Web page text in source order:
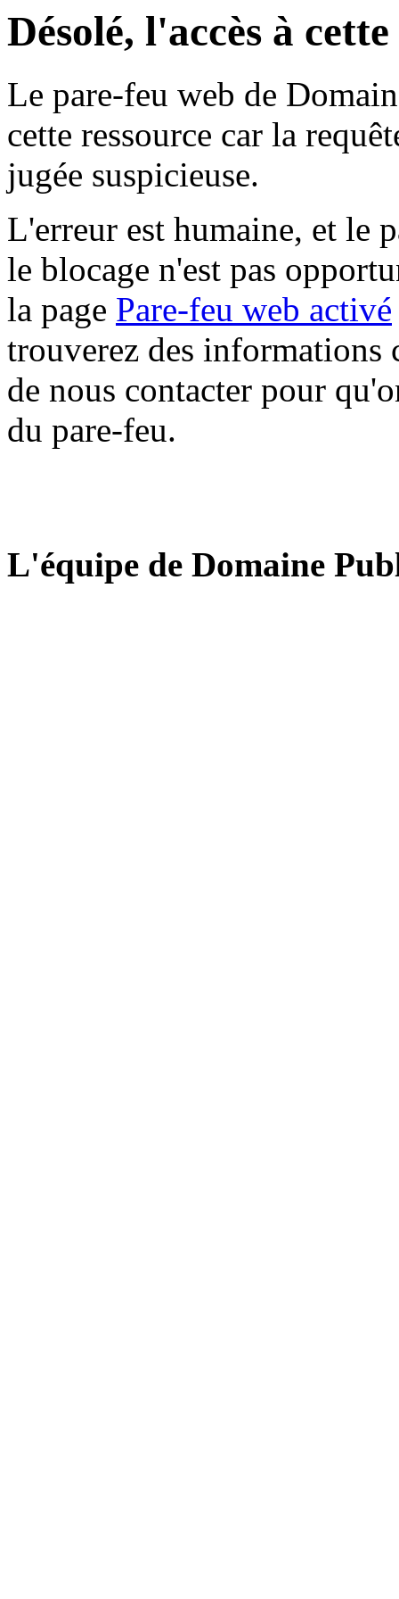
Désolé, l'accès à
Le pare-feu web de
cette ressource car la
jugée suspicieuse.
L'erreur est humaine, et le
le blocage n'est pas
la page Pare-feu web activé
trouverez des informations
de nous contacter pour
du pare-feu.
L'équipe de Domaine